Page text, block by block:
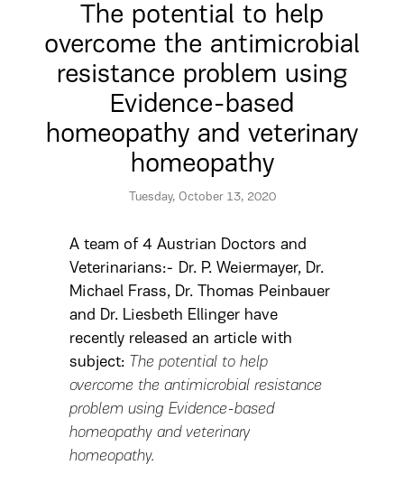
The potential to help
overcome the antimicrobial
resistance problem using
Evidence-based
homeopathy and veterinary
homeopathy
Tuesday, October 13, 2020
A team of 4 Austrian Doctors and
Veterinarians:- Dr. P. Weiermayer, Dr.
Michael Frass, Dr. Thomas Peinbauer
and Dr. Liesbeth Ellinger have
recently released an article with
subject: The potential to help
overcome the antimicrobial resistance
problem using Evidence-based
homeopathy and veterinary
homeopathy.